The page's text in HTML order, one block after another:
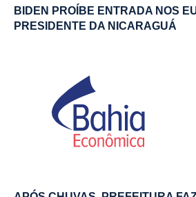
BIDEN PROÍBE ENTRADA NOS
PRESIDENTE DA NICARAGUÁ